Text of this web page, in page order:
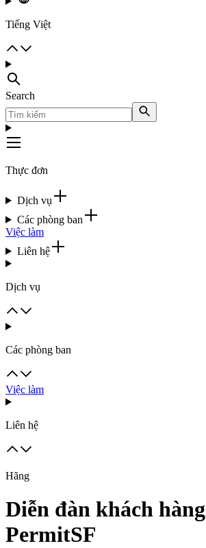
Tiếng Việt
Search
Thực đơn
Dịch vụ
Các phòng ban
Việc làm
Liên hệ
Dịch vụ
Các phòng ban
Việc làm
Liên hệ
Hãng
Diễn đàn khách hàng
PermitSF